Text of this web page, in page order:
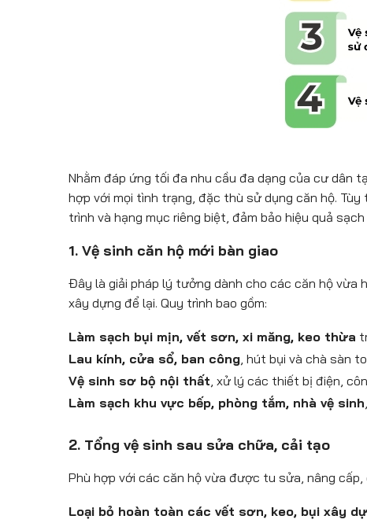
Nhằm đáp ứng tối đa nhu cầu đa dạng của cư dân
hợp với mọi tình trạng, đặc thù sử dụng căn hộ.
trình và hạng mục riêng biệt, đảm bảo hiệu quả
1. Vệ sinh căn hộ mới bàn giao
Đây là giải pháp lý tưởng dành cho các căn hộ vừa
xây dựng để lại. Quy trình bao gồm:
Làm sạch bụi mịn, vết sơn, xi măng, keo thừa
Lau kính, cửa sổ, ban công , hút bụi và chà sàn
Vệ sinh sơ bộ nội thất , xử lý các thiết bị điện,
Làm sạch khu vực bếp, phòng tắm, nhà vệ sinh
2. Tổng vệ sinh sau sửa chữa, cải tạo
Phù hợp với các căn hộ vừa được tu sửa, nâng
Loại bỏ hoàn toàn các vết sơn, keo, bụi xây